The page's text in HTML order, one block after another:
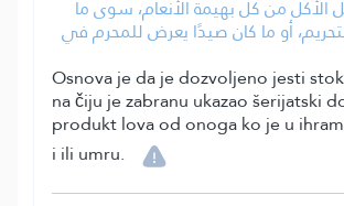
من كل بهيمة الأنعام، سوى ما
أو ما كان صيدًا يعرض للمحرم في
Osnova je da je dozvoljeno jesti
na čiju je zabranu ukazao šerijatski
produkt lova od onoga ko je u
i ili umru.